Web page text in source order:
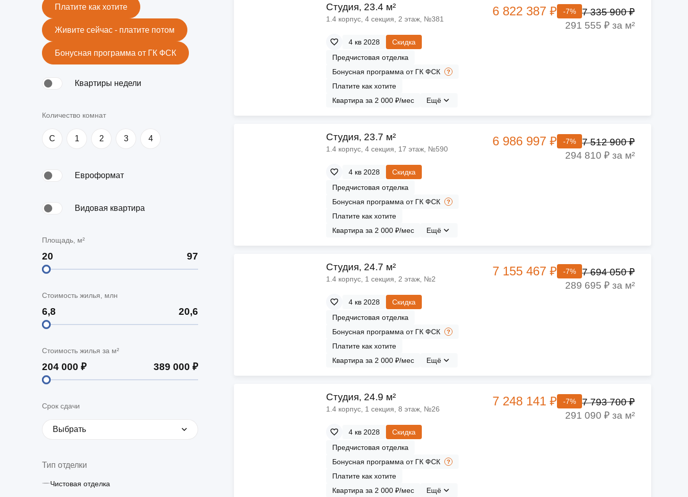
новостройки
скидки
Рефинансирование
Материнский капитал
Покупка онлайн
Платите как хотите
Живите сейчас - платите потом
Бонусная программа от ГК ФСК
Квартиры недели
Количество комнат
C 1 2 3 4
Евроформат
Видовая квартира
Площадь, м²
Стоимость жилья, млн
Стоимость жилья за м²
Срок сдачи
Выбрать
Тип отделки
Чистовая отделка
Cтудия, 23.4 м²
1.4 корпус, 4 секция, 2 этаж, №381
4 кв 2028
Скидка
Предчистовая отделка
Бонусная программа от ГК ФСК
Платите как хотите
Квартира за 2 000 ₽/мес
Ещё
6 822 387 ₽ -7%
7 335 900 ₽
291 555 ₽ за м²
Cтудия, 23.7 м²
1.4 корпус, 4 секция, 17 этаж, №590
4 кв 2028
Скидка
Предчистовая отделка
Бонусная программа от ГК ФСК
Платите как хотите
Квартира за 2 000 ₽/мес
Ещё
6 986 997 ₽ -7%
7 512 900 ₽
294 810 ₽ за м²
Cтудия, 24.7 м²
1.4 корпус, 1 секция, 2 этаж, №2
4 кв 2028
Скидка
Предчистовая отделка
Бонусная программа от ГК ФСК
Платите как хотите
Квартира за 2 000 ₽/мес
Ещё
7 155 467 ₽ -7%
7 694 050 ₽
289 695 ₽ за м²
Cтудия, 24.9 м²
1.4 корпус, 1 секция, 8 этаж, №26
4 кв 2028
Скидка
Предчистовая отделка
Бонусная программа от ГК ФСК
Платите как хотите
Квартира за 2 000 ₽/мес
Ещё
7 248 141 ₽ -7%
7 793 700 ₽
291 090 ₽ за м²